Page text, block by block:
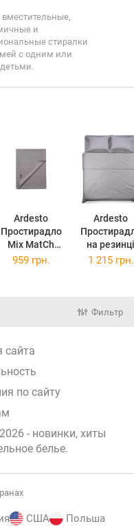
вместительные,
и
стиралки
с одним или
Ardesto
Простирадло
Mix MatСh
ART-1824-FSD
Ardesto
на резинці
959 грн. 1 215 грн.
Фильтр
сайта
по сайту
- новинки, хиты
белье.
США Польша